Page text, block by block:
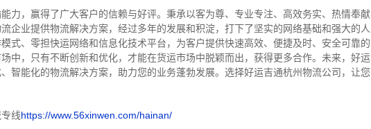
力，赢得了广大客户的信赖与好评。 秉承以客为尊、专业专注、高效务实、热情奉献
企业提供物流解决方案，经过多年的发展和积淀，打下了坚实的网络基础和强大的人
式、零担快运网络和信息化技术平台，为客户提供快速高效、便捷及时、安全可靠的
中，只有不断创新和优化，才能在货运市场中脱颖而出，获得更多合作。 未来，好运
智能化的物流解决方案，助力您的业务蓬勃发展。选择好运吉通杭州物流公司，让您
线https://www.56xinwen.com/hainan/